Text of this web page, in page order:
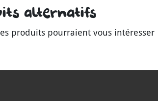
alternatifs
produits pourraient vous intéresser